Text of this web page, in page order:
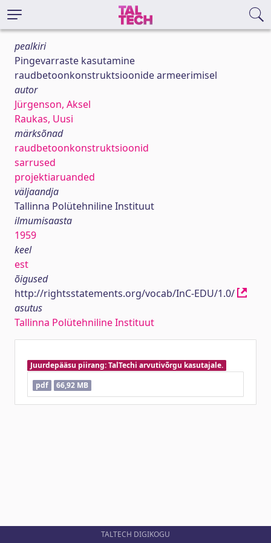
pealkiri
Pingevarraste kasutamine
raudbetoonkonstruktsioonide armeerimisel
autor
Jürgenson, Aksel
Raukas, Uusi
märksõnad
raudbetoonkonstruktsioonid
sarrused
projektiaruanded
väljaandja
Tallinna Polütehniline Instituut
ilmumisaasta
1959
keel
est
õigused
http://rightsstatements.org/vocab/InC-EDU/1.0/
asutus
Tallinna Polütehniline Instituut
Juurdepääsu piirang: TalTechi arvutivõrgu kasutajale.
pdf
66,92 MB
TALTECH DIGIKOGU